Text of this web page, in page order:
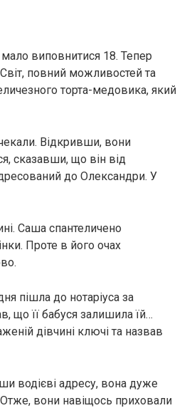
виповнитися 18. Тепер
повний можливостей та
торта-медовика, який
Відкривши, вони
сказавши, що він від
до Олександри. У
Саша спантеличено
Проте в його очах
пішла до нотаріуса за
що її бабуся залишила їй…
дівчині ключі та назвав
водієві адресу, вона дуже
вони навіщось приховали